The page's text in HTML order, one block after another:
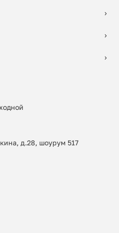
д.28, шоурум 517